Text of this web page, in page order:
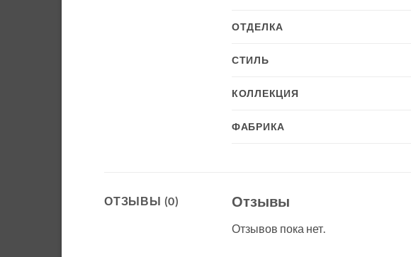
ОТДЕЛКА
СТИЛЬ
КОЛЛЕКЦИЯ
ФАБРИКА
ОТЗЫВЫ (0) Отзывы
Отзывов пока нет.